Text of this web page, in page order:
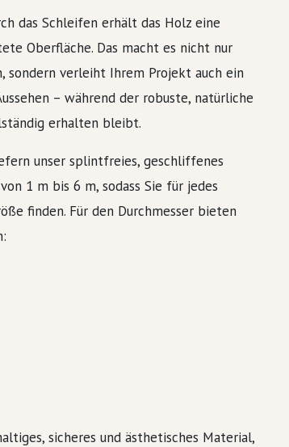
das Schleifen erhält das Holz eine
Oberfläche. Das macht es nicht nur
sondern verleiht Ihrem Projekt auch ein
– während der robuste, natürliche
erhalten bleibt.
unser splintfreies, geschliffenes
1 m bis 6 m, sodass Sie für jedes
finden. Für den Durchmesser bieten
sicheres und ästhetisches Material,